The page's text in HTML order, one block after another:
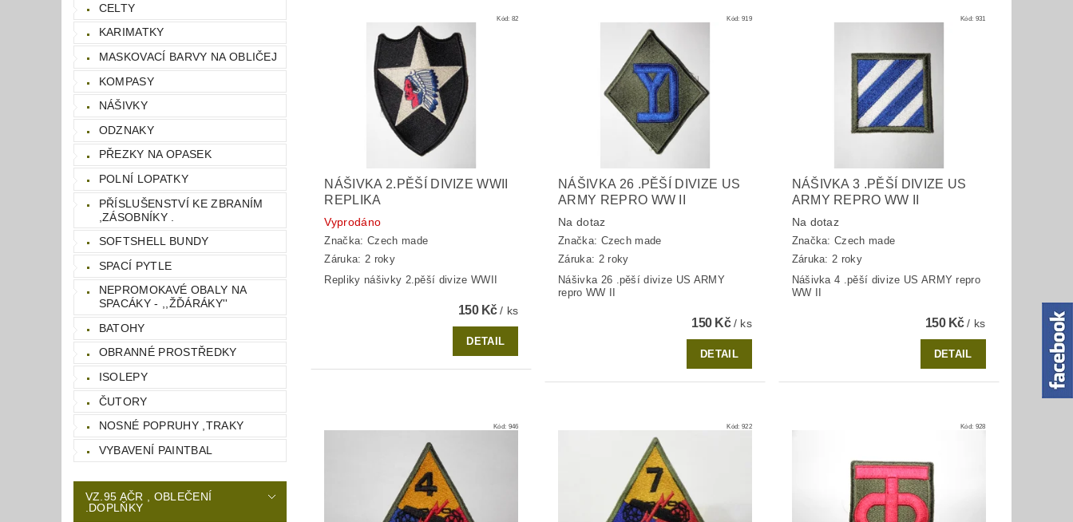
CELTY
KARIMATKY
MASKOVACÍ BARVY NA OBLIČEJ
KOMPASY
NÁŠIVKY
ODZNAKY
PŘEZKY NA OPASEK
POLNÍ LOPATKY
PŘÍSLUŠENSTVÍ KE ZBRANÍM
,ZÁSOBNÍKY .
SOFTSHELL BUNDY
SPACÍ PYTLE
NEPROMOKAVÉ OBALY NA
SPACÁKY - ,,ŽĎÁRÁKY''
BATOHY
OBRANNÉ PROSTŘEDKY
ISOLEPY
ČUTORY
NOSNÉ POPRUHY ,TRAKY
VYBAVENÍ PAINTBAL
VZ.95 AČR , OBLEČENÍ
.DOPLŇKY
Kód: 82
NÁŠIVKA 2.PĚŠÍ DIVIZE WWII
REPLIKA
Vyprodáno
Značka: Czech made
Záruka: 2 roky
Repliky nášivky 2.pěší divize WWII
150 Kč/ ks
DETAIL
Kód:919
NÁŠIVKA 26 .PĚŠÍ DIVIZE US
ARMY REPRO WW II
Na dotaz
Značka: Czech made
Záruka: 2 roky
Nášivka 26 .pěší divize US ARMY
repro WW II
150 Kč/ ks
DETAIL
Kód: 931
NÁŠIVKA 3 .PĚŠÍ DIVIZE US
ARMY REPRO WW II
Na dotaz
Značka:Czech made
Záruka: 2 roky
Nášivka 4 .pěší divize US ARMY repro
WW II
150 Kč/ ks
DETAIL
Kód: 946 Kód:922 Kód: 928